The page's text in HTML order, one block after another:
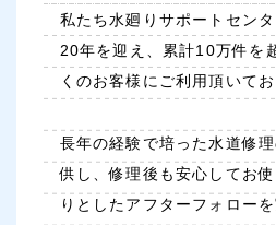
私たち水廻りサポートセン
20年を迎え、累計10万件を
くのお客様にご利用頂いてお
長年の経験で培った水道修
供し、修理後も安心してお
りとしたアフターフォロー